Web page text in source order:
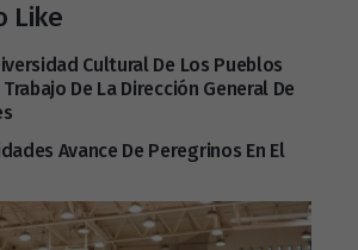
Like
Cultural De Los Pueblos
De La Dirección General De
Avance De Peregrinos En El